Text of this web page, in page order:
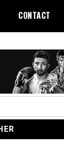
CONTACT